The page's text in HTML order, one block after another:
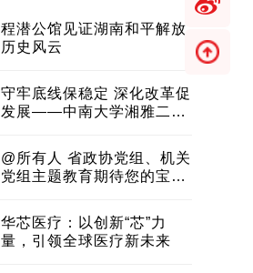
程潜公馆见证湖南和平解放
历史风云
守牢底线保稳定 深化改革促
发展——中南大学湘雅二医
@所有人 省政协党组、机关
党组主题教育期待您的宝贵
华芯医疗：以创新“芯”力
量，引领全球医疗新未来